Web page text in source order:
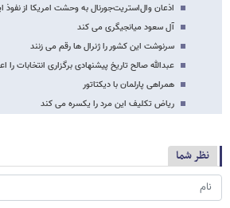
اذعان وال‌استریت‌جورنال به وحشت امریکا از نفوذ
آل سعود میانجیگری می کند
سرنوشت این کشور را ژنرال ها رقم می زنند
عبدالله صالح تاریخ پیشنهادی برگزاری انتخابات را
همراهی پارلمان با دیکتاتور
ریاض تکلیف این مرد را یکسره می کند
نظر شما